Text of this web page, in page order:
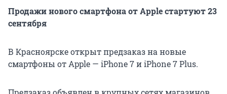
Продажи нового смартфона от Apple стартуют 23
сентября
В Красноярске открыт предзаказ на новые
смартфоны от Apple — iPhone 7 и iPhone 7 Plus.